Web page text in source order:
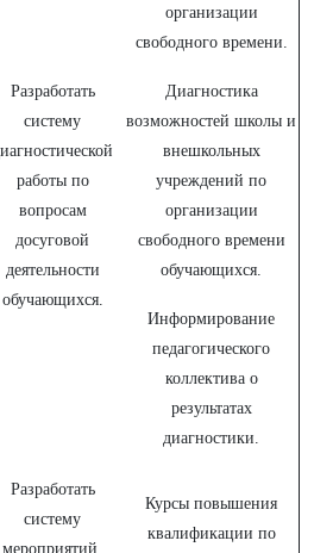
Разработать
систему
работы по
вопросам
досуговой
деятельности
обучающихся.
организации
свободного времени.
Диагностика
возможностей школы и
внешкольных
учреждений по
организации
свободного времени
обучающихся.
Информирование
педагогического
коллектива о
результатах
диагностики.
Разработать
систему
мероприятий,
Курсы повышения
квалификации по